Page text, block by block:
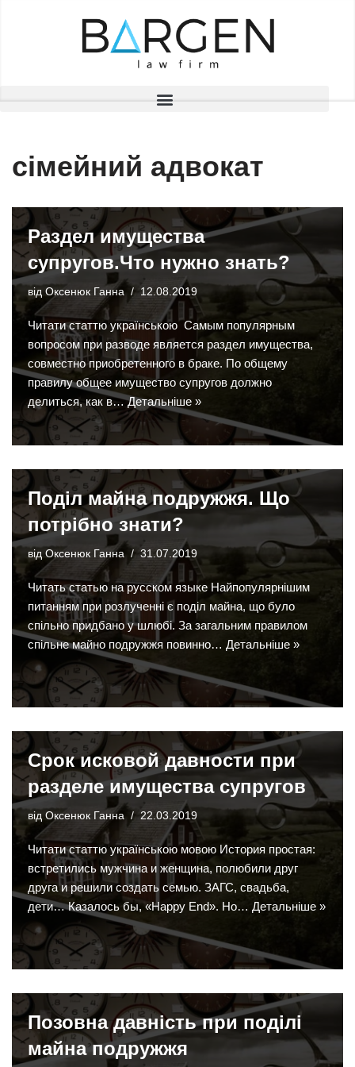
сімейний адвокат
Раздел имущества
супругов.Что нужно знать?
від Оксенюк Ганна 12.08.2019
Читати статтю українською Самым популярным
вопросом при разводе является раздел имущества,
совместно приобретенного в браке. По общему
правилу общее имущество супругов должно
делиться, как в…Детальніше »
Поділ майна подружжя. Що
потрібно знати?
від Оксенюк Ганна 31.07.2019
Читать статью на русском языке Найпопулярнішим
питанням при розлученні є поділ майна, що було
спільно придбано у шлюбі. За загальним правилом
спільне майно подружжя повинно… Детальніше »
Срок исковой давности при
разделе имущества супругов
від Оксенюк Ганна 22.03.2019
Читати статтю українською мовою История простая:
встретились мужчина и женщина, полюбили друг
друга и решили создать семью. ЗАГС, свадьба,
дети… Казалось бы, «Happy End». Но… Детальніше »
Позовна давність при поділі
майна подружжя